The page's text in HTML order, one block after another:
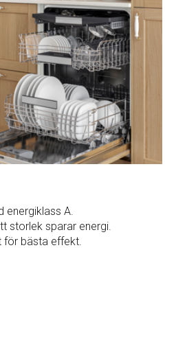
energiklass A.
storlek sparar energi.
för bästa effekt.